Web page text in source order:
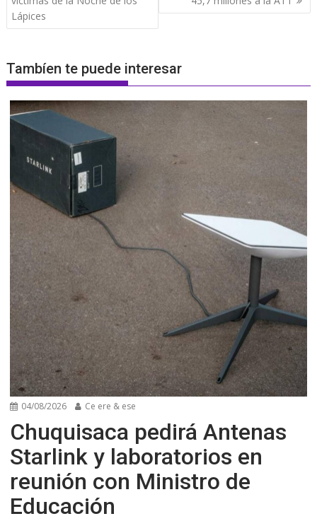
entradas
Lápices
Tambíen te puede interesar
04/08/2026 Ce ere & ese
Chuquisaca pedirá Antenas
Starlink y laboratorios en
reunión con Ministro de
Educación